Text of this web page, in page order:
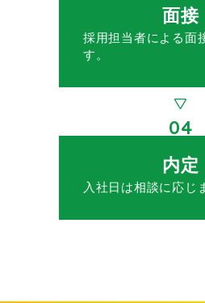
面接
採用担当者による面
す。
04
内定
入社日は相談に応じ